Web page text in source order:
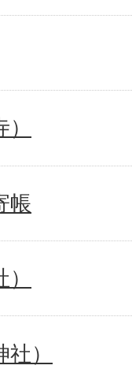
帳
）